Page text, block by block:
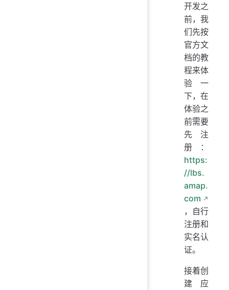
开发之
前，我
们先按
官方文
档的教
程来体
验一
下，在
体验之
前需要
先注
册：
https:
//lbs.
amap.
com
，自行
注册和
实名认
证。
接着创
建应